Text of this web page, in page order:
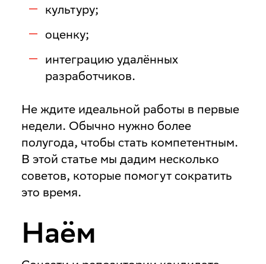
культуру;
оценку;
интеграцию удалённых
разработчиков.
Не ждите идеальной работы в первые
недели. Обычно нужно более
полугода, чтобы стать компетентным.
В этой статье мы дадим несколько
советов, которые помогут сократить
это время.
Наём